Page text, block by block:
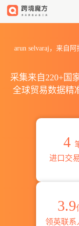
arun selvaraj，来自
采集来自220+国
全球贸易数据精
4
进口交
3.9
领英联系